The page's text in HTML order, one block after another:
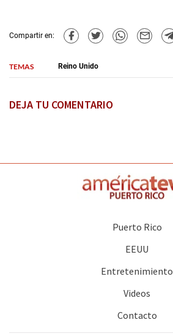
Compartir en:
TEMAS Reino Unido
DEJA TU COMENTARIO
Puerto Rico
EEUU
Entretenimiento
Videos
Contacto